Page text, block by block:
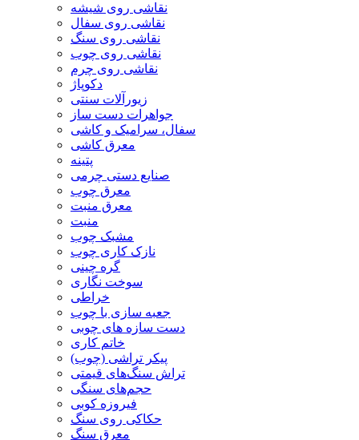
نقاشی روی شیشه
نقاشی روی سفال
نقاشی روی سنگ
نقاشی روی چوب
نقاشی روی چرم
دکوپاژ
زیورآلات سنتی
جواهرات دست ساز
سفال، سرامیک و کاشی
معرق کاشی
پتینه
صنایع دستی چرمی
معرق چوب
معرق منبت
منبت
مشبک چوب
نازک کاری چوب
گره چینی
سوخت نگاری
خراطی
جعبه سازی با چوب
دست سازه های چوبی
خاتم کاری
پیکر تراشی (چوب)
تراش سنگ‌های قیمتی
حجم‌های سنگی
فیروزه کوبی
حکاکی روی سنگ
معرق سنگ